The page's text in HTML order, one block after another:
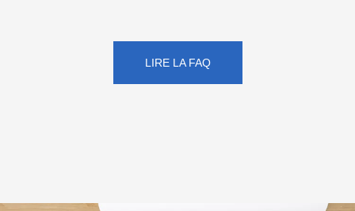
LIRE LA FAQ